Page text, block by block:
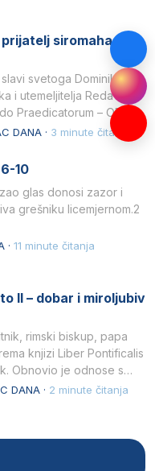
siromaha i
svetoga Dominika
i utemeljitelja Reda
Praedicatorum – OP).
ljubavlju prema
DANA · 3 minute čitanja
10
glas donosi zazor i
grešniku licemjernom.2
· 11 minute čitanja
II – dobar i miroljubiv
rimski biskup, papa
knjizi Liber Pontificalis
Obnovio je odnose s
DANA · 2 minute čitanja